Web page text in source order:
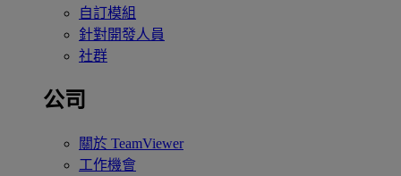
自訂模組
針對開發人員
社群
公司
關於 TeamViewer
工作機會